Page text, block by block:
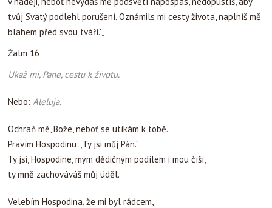
tvůj Svatý podlehl porušení. Oznámils mi cesty života, naplníš mě
blahem před svou tváří.'„
Žalm 16
Ukaž mi, Pane, cestu k životu.
Nebo: Aleluja.
Ochraň mě, Bože, neboť se utíkám k tobě.
Pravím Hospodinu: „Ty jsi můj Pán.“
Ty jsi, Hospodine, mým dědičným podílem i mou číší,
ty mně zachováváš můj úděl.
Velebím Hospodina, že mi byl rádcem,